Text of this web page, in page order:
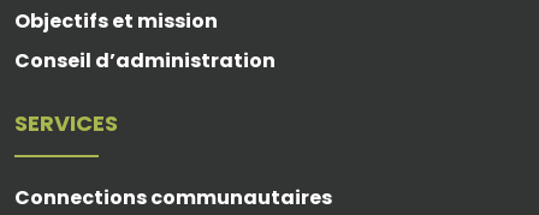
Objectifs et mission
Conseil d’administration
SERVICES
Connections communautaires